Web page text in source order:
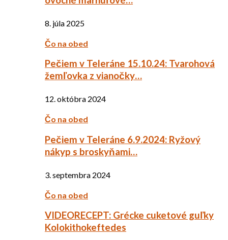
8. júla 2025
Čo na obed
Pečiem v Teleráne 15.10.24: Tvarohová
žemľovka z vianočky…
12. októbra 2024
Čo na obed
Pečiem v Teleráne 6.9.2024: Ryžový
nákyp s broskyňami…
3. septembra 2024
Čo na obed
VIDEORECEPT: Grécke cuketové guľky
Kolokithokeftedes